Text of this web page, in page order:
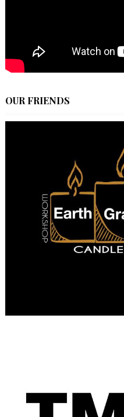
OUR FRIENDS